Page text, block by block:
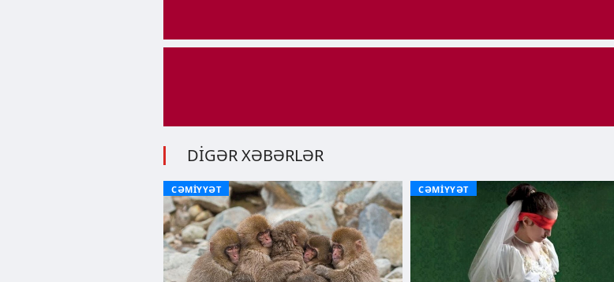
DİGƏR XƏBƏRLƏR
CƏMİYYƏT CƏMİYYƏT